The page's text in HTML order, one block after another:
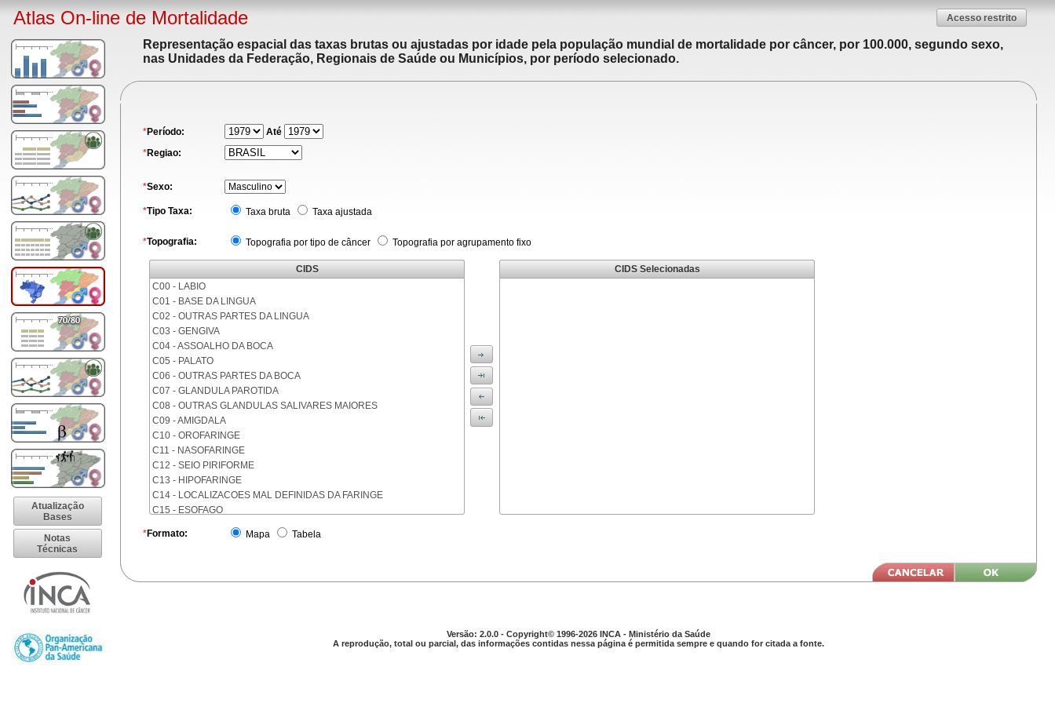
Atlas On-line de Mortalidade Acesso restrito
Atualização
Bases
Notas
Técnicas
Representação espacial das taxas brutas ou ajustadas por idade pela população mundial de mortalidade por câncer, por 100.000, segundo sexo,
nas Unidades da Federação, Regionais de Saúde ou Municípios, por período selecionado.
*Período:
Até
*Regiao:
*Sexo:
*Tipo Taxa: Taxa bruta Taxa ajustada
*Topografia: Topografia por tipo de câncer Topografia por agrupamento fixo
CIDS
C00 - LABIO
C01 - BASE DA LINGUA
C02 - OUTRAS PARTES DA LINGUA
C03 - GENGIVA
C04 - ASSOALHO DA BOCA
C05 - PALATO
C06 - OUTRAS PARTES DA BOCA
C07 - GLANDULA PAROTIDA
C08 - OUTRAS GLANDULAS SALIVARES MAIORES
C09 - AMIGDALA
C10 - OROFARINGE
C11 - NASOFARINGE
C12 - SEIO PIRIFORME
C13 - HIPOFARINGE
C14 - LOCALIZACOES MAL DEFINIDAS DA FARINGE
C15 - ESOFAGO
C17 - INTESTINO DELGADO
C20 - RETO
C24 - OUTRAS PARTES DAS VIAS BILIARES
CIDS Selecionadas
*Formato: Mapa Tabela
Versão: 2.0.0 - Copyright© 1996-2026 INCA - Ministério da Saúde
A reprodução, total ou parcial, das informações contidas nessa página é permitida sempre e quando for citada a fonte.